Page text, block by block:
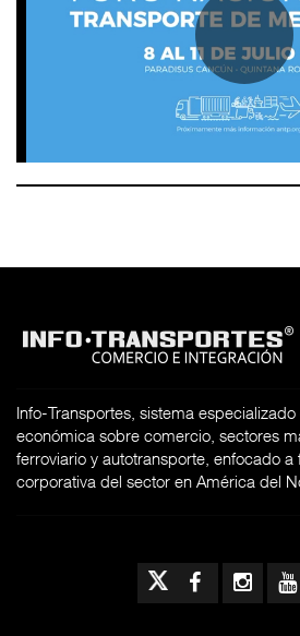
Info-Transportes, sistema
económica sobre comercio, sectores
ferroviario y autotransporte, enfocado
corporativa del sector en América del